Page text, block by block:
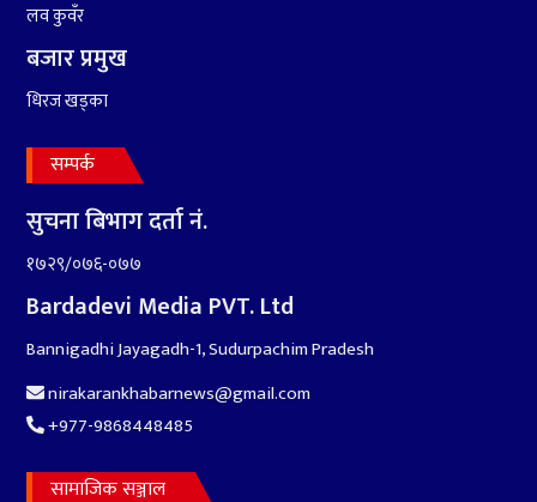
लव कुवँर
बजार प्रमुख
धिरज खड्का
सम्पर्क
सुचना बिभाग दर्ता नं.
१७२९/०७६-०७७
Bardadevi Media PVT. Ltd
Bannigadhi Jayagadh-1, Sudurpachim Pradesh
nirakarankhabarnews@gmail.com
+977-9868448485
सामाजिक सञ्जाल